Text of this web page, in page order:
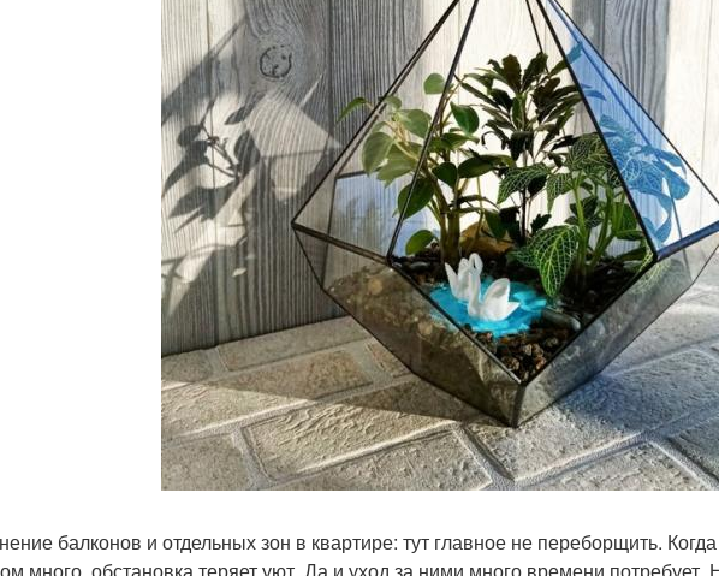
балконов и отдельных зон в квартире: тут главное не переборщить.